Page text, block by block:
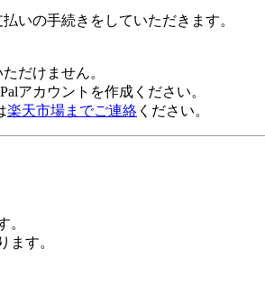
いの手続きをしていただきます。
だけません。
アカウントを作成ください。
楽天市場までご連絡 ください。
。
ます。